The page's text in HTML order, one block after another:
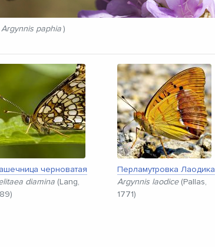
Argynnis paphia )
черноватая
diamina(Lang,
Перламутровка Лаодика
Argynnis laodice(Pallas,
1771)